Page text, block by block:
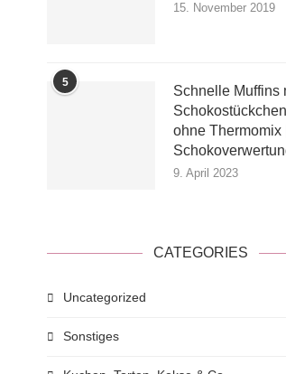
15. November 2019
5
Schnelle Muffins
ohne Thermomix
9. April 2023
CATEGORIES
Uncategorized
Sonstiges